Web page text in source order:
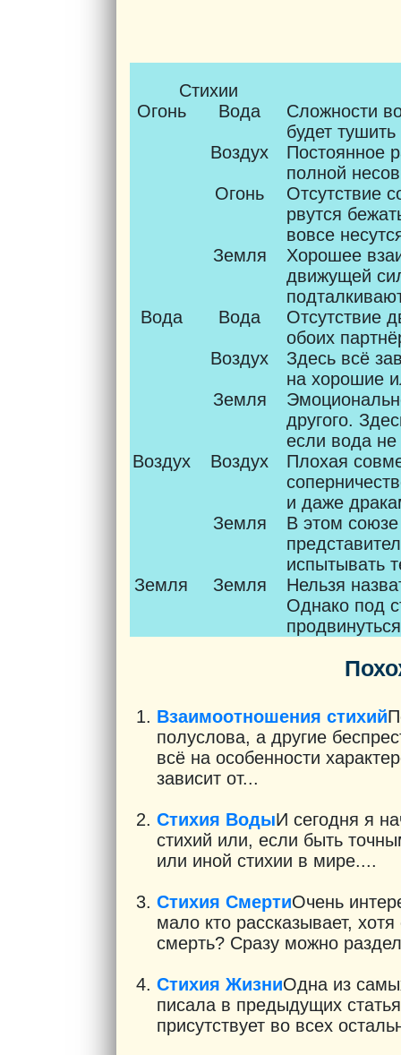
Стихии
Огонь
Вода
Сложности
будет
Воздух
Постоянное
полной
Огонь
Отсутствие
рвутся
вовсе
Земля
Хорошее
движущей
Вода
Вода
Отсутствие
обоих
Воздух
Здесь всё
на хорошие
Земля
другого.
если вода
Воздух
Воздух
Плохая
и даже
Земля
В этом
испытывать
Земля
Земля
Нельзя
Однако под
Взаимоотношения стихий
полуслова, а другие
всё на особенности
зависит от...
Стихия ВодыИ сегодня я
стихий или, если быть
или иной стихии в мире....
Стихия СмертиОчень
мало кто рассказывает,
смерть? Сразу можно
Стихия ЖизниОдна из
писала в предыдущих
присутствует во всех